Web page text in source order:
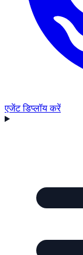
एजेंट डिप्लॉय करें